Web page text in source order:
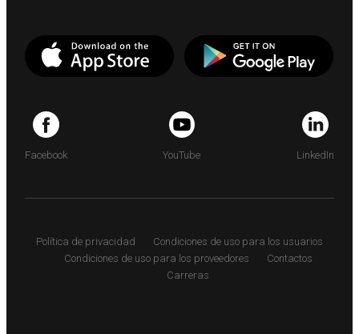
Facebook YouTube LinkedIn
Política de privacidad
Condiciones de uso para los usuarios
Condiciones de uso para los proveedores
Contactos
Carreras